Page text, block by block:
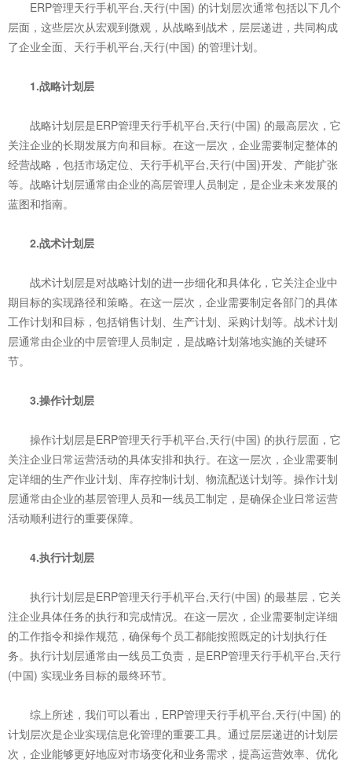
ERP管理天行手机平台,天行(中国) 的计划层次通常包括以下几个
层面，这些层次从宏观到微观，从战略到战术，层层递进，共同构成
了企业全面、天行手机平台,天行(中国) 的管理计划。
1.战略计划层
战略计划层是ERP管理天行手机平台,天行(中国) 的最高层次，它
关注企业的长期发展方向和目标。在这一层次，企业需要制定整体的
经营战略，包括市场定位、天行手机平台,天行(中国)开发、产能扩张
等。战略计划层通常由企业的高层管理人员制定，是企业未来发展的
蓝图和指南。
2.战术计划层
战术计划层是对战略计划的进一步细化和具体化，它关注企业中
期目标的实现路径和策略。在这一层次，企业需要制定各部门的具体
工作计划和目标，包括销售计划、生产计划、采购计划等。战术计划
层通常由企业的中层管理人员制定，是战略计划落地实施的关键环
节。
3.操作计划层
操作计划层是ERP管理天行手机平台,天行(中国) 的执行层面，它
关注企业日常运营活动的具体安排和执行。在这一层次，企业需要制
定详细的生产作业计划、库存控制计划、物流配送计划等。操作计划
层通常由企业的基层管理人员和一线员工制定，是确保企业日常运营
活动顺利进行的重要保障。
4.执行计划层
执行计划层是ERP管理天行手机平台,天行(中国) 的最基层，它关
注企业具体任务的执行和完成情况。在这一层次，企业需要制定详细
的工作指令和操作规范，确保每个员工都能按照既定的计划执行任
务。执行计划层通常由一线员工负责，是ERP管理天行手机平台,天行
(中国) 实现业务目标的最终环节。
综上所述，我们可以看出，ERP管理天行手机平台,天行(中国) 的
计划层次是企业实现信息化管理的重要工具。通过层层递进的计划层
次，企业能够更好地应对市场变化和业务需求，提高运营效率、优化